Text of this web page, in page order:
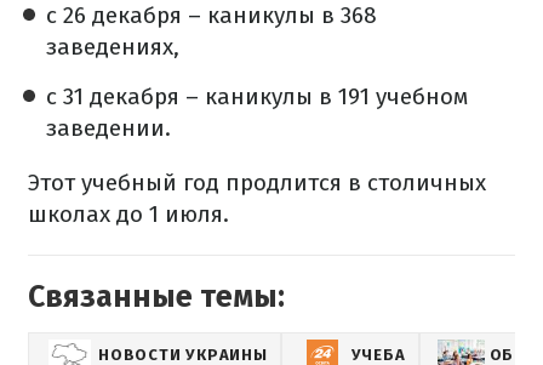
с 26 декабря – каникулы в 368
заведениях,
с 31 декабря – каникулы в 191 учебном
заведении.
Этот учебный год продлится в столичных
школах до 1 июля.
Связанные темы:
НОВОСТИ УКРАИНЫ УЧЕБА